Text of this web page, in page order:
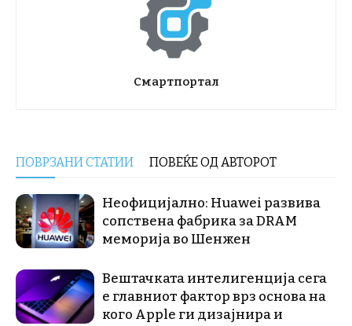
Смартпортал
ПОВРЗАНИ СТАТИИ ПОВЕЌЕ ОД АВТОРОТ
Неофицијално: Huawei развива
сопствена фабрика за DRAM
меморија во Шенжен
Вештачката интелигенција сега
е главниот фактор врз основа на
кого Apple ги дизајнира и